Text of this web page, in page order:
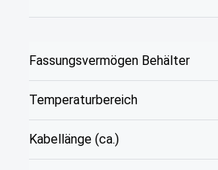
Fassungsvermögen Behälter
Temperaturbereich
Kabellänge (ca.)